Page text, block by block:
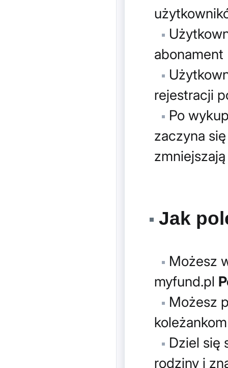
abonament
rejestracji
Po
zaczyna
Jak
Możesz
myfund.pl
Możesz
Dziel się
rodziny i